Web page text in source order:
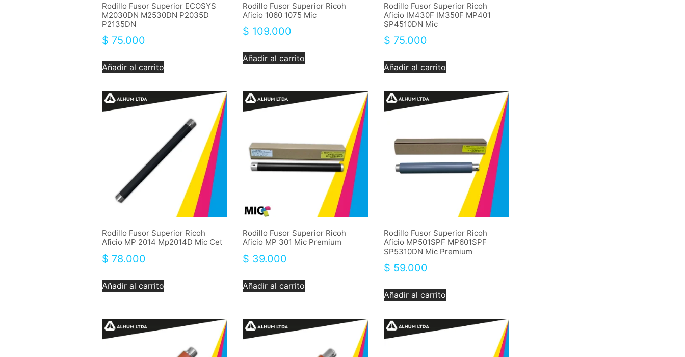
Rodillo Fusor Superior ECOSYS
M2030DN M2530DN P2035D
P2135DN
$ 75.000
Añadir al carrito
Rodillo Fusor Superior Ricoh
Aficio 1060 1075 Mic
$ 109.000
Añadir al carrito
Rodillo Fusor Superior Ricoh
Aficio IM430F IM350F MP401
SP4510DN Mic
$ 75.000
Añadir al carrito
Rodillo Fusor Superior Ricoh
Aficio MP 2014 Mp2014D Mic Cet
$ 78.000
Añadir al carrito
Rodillo Fusor Superior Ricoh
Aficio MP 301 Mic Premium
$ 39.000
Añadir al carrito
Rodillo Fusor Superior Ricoh
Aficio MP501SPF MP601SPF
SP5310DN Mic Premium
$ 59.000
Añadir al carrito